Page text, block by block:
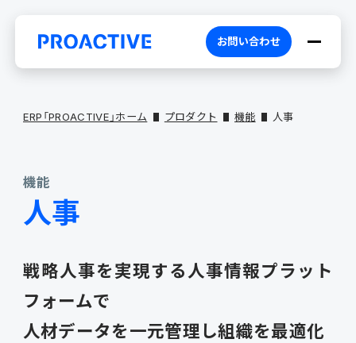
ブランドコア
機能オファリング
お問い合わせ
ERP「PROACTIVE」ホーム プロダクト 機能 人事
機能
人事
戦略人事を実現する人事情報プラット
フォームで
人材データを一元管理し組織を最適化